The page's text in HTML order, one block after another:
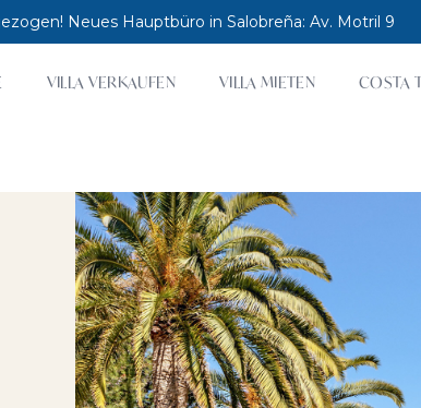
Neues Hauptbüro in Salobreña: Av. Motril 9
VILLA VERKAUFEN VILLA MIETEN COSTA